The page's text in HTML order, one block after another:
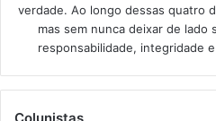
verdade. Ao longo dessas quatro
mas sem nunca deixar de lado
responsabilidade, integridade